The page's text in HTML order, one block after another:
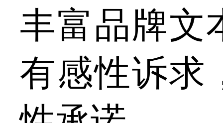
丰富品牌文
有感性诉求